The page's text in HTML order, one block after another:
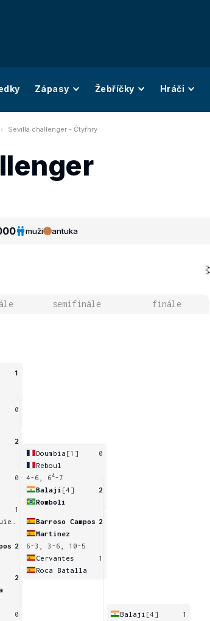
Zápasy Žebříčky Hráči
Sevilla challenger - Čtyřhry
muži antuka
semifinále finále
1
0
2
0
1
2
2
0
Doumbia [1]
0
Reboul
4-6, 64-7
Balaji [4]
2
Romboli
Barroso Campos 2
Martinez
6-3, 3-6, 10-5
Cervantes
1
Roca Batalla
Balaji [4]
1